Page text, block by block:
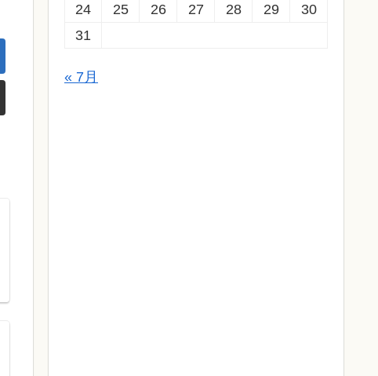
24
25 26 27 28 29
30
31
« 7月